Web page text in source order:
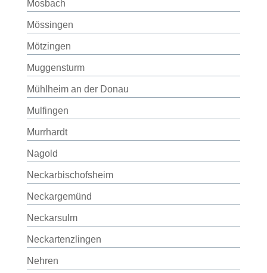
Mosbach
Mössingen
Mötzingen
Muggensturm
Mühlheim an der Donau
Mulfingen
Murrhardt
Nagold
Neckarbischofsheim
Neckargemünd
Neckarsulm
Neckartenzlingen
Nehren